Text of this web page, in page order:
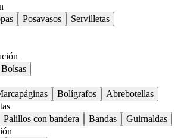
Posavasos
Servilletas
Bolsas
Bolígrafos
Abrebotellas
Palillos con bandera Bandas
Guirnaldas